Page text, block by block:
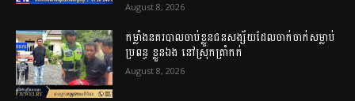
August 8, 2026
កម្លាំងនគរបាលចាប់ខ្លួនជនសង្ស័យដែលចាក់ចាក់សម្លាប់
ប្រពន្ធ ខ្លួនឯង នៅស្រុកត្រាំកក់
August 8, 2026